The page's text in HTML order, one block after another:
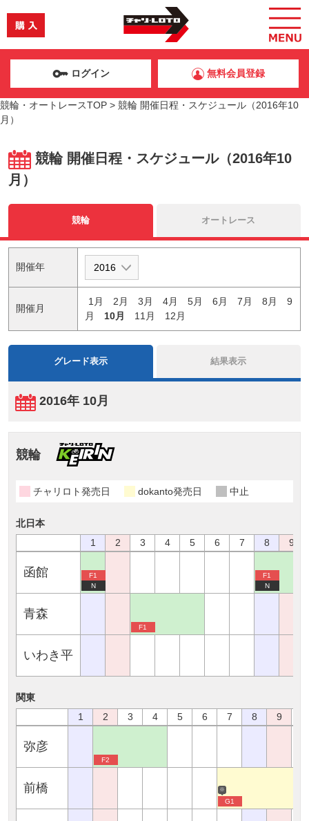
ログイン 無料会員登録
競輪・オートレースTOP > 競輪 開催日程・スケジュール（2016年10
月）
競輪 開催日程・スケジュール（2016年10
月）
競輪 オートレース
開催年
開催月
1月 2月 3月 4月 5月 6月 7月 8月
9
月
10月 11月 12月
グレード表示 結果表示
2016年 10月
競輪
チャリロト発売日 dokanto発売日 中止
北日本
1
2 3 4 5 6 7 8 9
函館
F1
N
F1
N
青森
F1
いわき平
関東
1
2 3 4 5 6 7 8 9
弥彦
F2
前橋 ※
G1